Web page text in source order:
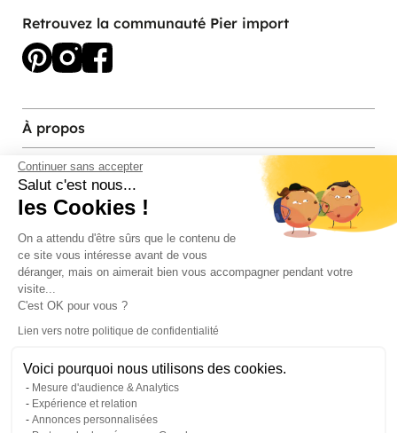
Continuer sans accepter
Salut c'est nous...
les Cookies !
On a attendu d'être sûrs que le contenu de
ce site vous intéresse avant de vous
déranger, mais on aimerait bien vous accompagner pendant votre
visite...
C'est OK pour vous ?
Lien vers notre politique de confidentialité
Voici pourquoi nous utilisons des cookies.
Mesure d'audience & Analytics
Expérience et relation
Annonces personnalisées
Retrouvez la communauté Pier import
À propos
Services et contact
Magasins et Showrooms
Modes de paiement acceptés